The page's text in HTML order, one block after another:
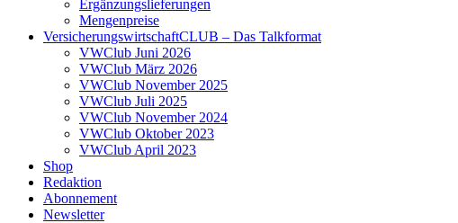
Ergänzungslieferungen
Mengenpreise
VersicherungswirtschaftCLUB – Das Talkformat
VWClub Juni 2026
VWClub März 2026
VWClub November 2025
VWClub Juli 2025
VWClub November 2024
VWClub Oktober 2023
VWClub April 2023
Shop
Redaktion
Abonnement
Newsletter